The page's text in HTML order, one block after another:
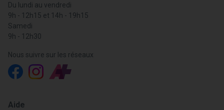
Du lundi au vendredi
9h - 12h15 et 14h - 19h15
Samedi
9h - 12h30
Nous suivre sur les réseaux
Aide